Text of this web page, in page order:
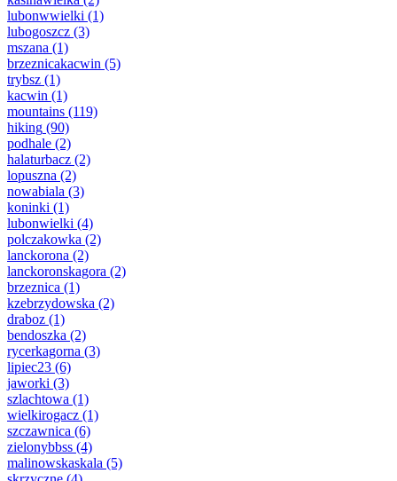
lubonwwielki (1)
lubogoszcz (3)
mszana (1)
brzeznicakacwin (5)
trybsz (1)
kacwin (1)
mountains (119)
hiking (90)
podhale (2)
halaturbacz (2)
lopuszna (2)
nowabiala (3)
koninki (1)
lubonwielki (4)
polczakowka (2)
lanckorona (2)
lanckoronskagora (2)
brzeznica (1)
kzebrzydowska (2)
draboz (1)
bendoszka (2)
rycerkagorna (3)
lipiec23 (6)
jaworki (3)
szlachtowa (1)
wielkirogacz (1)
szczawnica (6)
zielonybbss (4)
malinowskaskala (5)